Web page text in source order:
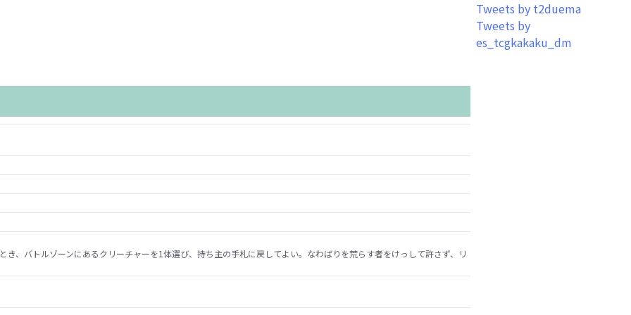
き、バトルゾーンにあるクリーチャーを1体選び、持ち主の手札に戻してよい。なわばりを荒らす者をけっして許さず、リ
Tweets by t2duema
Tweets by
es_tcgkakaku_dm